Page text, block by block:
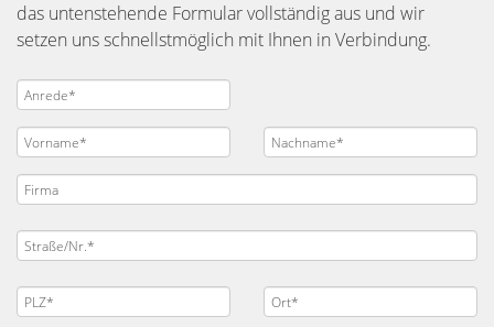
das untenstehende Formular vollständig aus und wir
setzen uns schnellstmöglich mit Ihnen in Verbindung.